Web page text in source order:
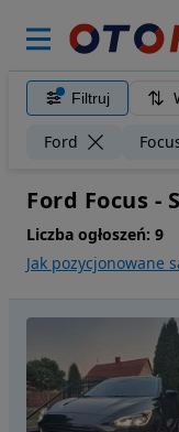
Filtruj
Ford
Ford Focus -
Liczba ogłoszeń: 9
Jak pozycjonowane